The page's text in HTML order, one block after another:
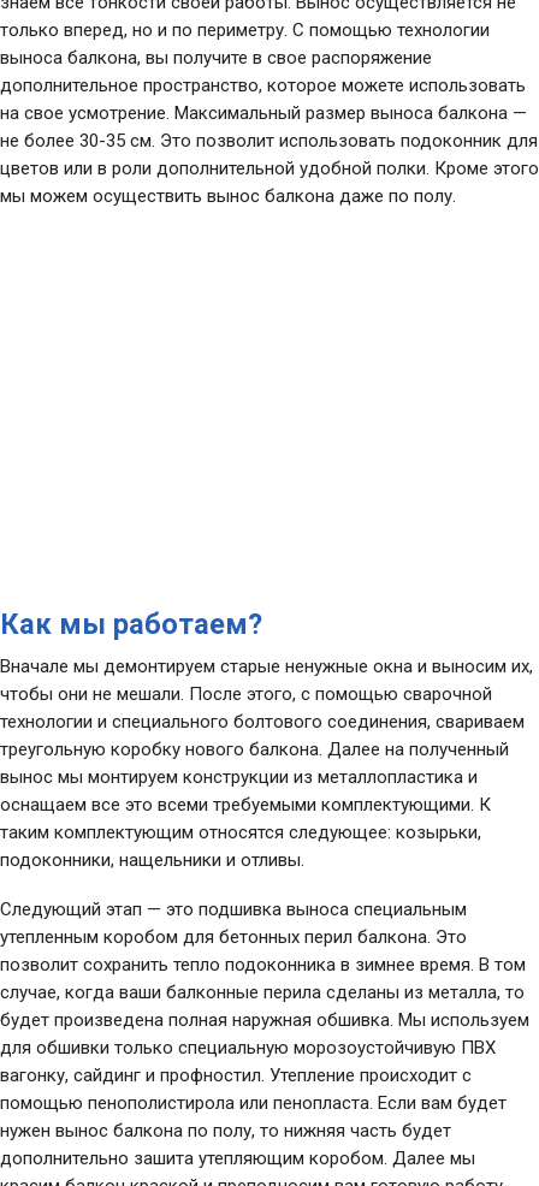
только вперед, но и по периметру. С помощью технологии
выноса балкона, вы получите в свое распоряжение
дополнительное пространство, которое можете использовать
на свое усмотрение. Максимальный размер выноса балкона —
не более 30-35 см. Это позволит использовать подоконник для
цветов или в роли дополнительной удобной полки. Кроме этого
мы можем осуществить вынос балкона даже по полу.
Как мы работаем?
Вначале мы демонтируем старые ненужные окна и выносим их,
чтобы они не мешали. После этого, с помощью сварочной
технологии и специального болтового соединения, свариваем
треугольную коробку нового балкона. Далее на полученный
вынос мы монтируем конструкции из металлопластика и
оснащаем все это всеми требуемыми комплектующими. К
таким комплектующим относятся следующее: козырьки,
подоконники, нащельники и отливы.
Следующий этап — это подшивка выноса специальным
утепленным коробом для бетонных перил балкона. Это
позволит сохранить тепло подоконника в зимнее время. В том
случае, когда ваши балконные перила сделаны из металла, то
будет произведена полная наружная обшивка. Мы используем
для обшивки только специальную морозоустойчивую ПВХ
вагонку, сайдинг и профностил. Утепление происходит с
помощью пенополистирола или пенопласта. Если вам будет
нужен вынос балкона по полу, то нижняя часть будет
дополнительно зашита утепляющим коробом. Далее мы